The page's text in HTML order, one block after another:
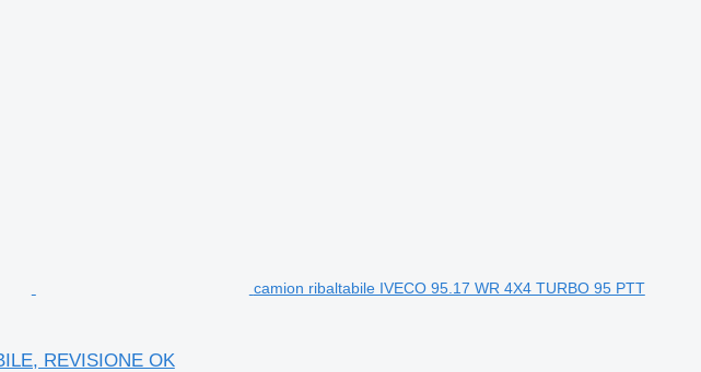
camion ribaltabile IVECO 95.17 WR 4X4 TURBO 95 PTT
REVISIONE OK